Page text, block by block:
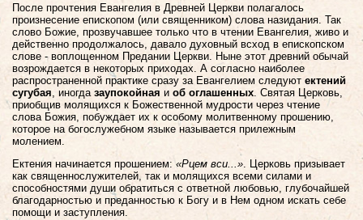
После прочтения Евангелия в Древней Церкви полагалось
произнесение епископом (или священником) слова назидания. Так
слово Божие, прозвучавшее только что в чтении Евангелия, живо и
действенно продолжалось, давало духовный всход в епископском
слове - воплощенном Предании Церкви. Ныне этот древний обычай
возрождается в некоторых приходах. А согласно наиболее
распространенной практике сразу за Евангелием следуют ектений
сугубая , иногда заупокойная и об оглашенных. Святая Церковь,
приобщив молящихся к Божественной мудрости через чтение
слова Божия, побуждает их к особому молитвенному прошению,
которое на богослужебном языке называется прилежным
молением.
Ектения начинается прошением: «Рцем вси...». Церковь призывает
как священнослужителей, так и молящихся всеми силами и
способностями души обратиться с ответной любовью, глубочайшей
благодарностью и преданностью к Богу и в Нем одном искать себе
помощи и заступления.